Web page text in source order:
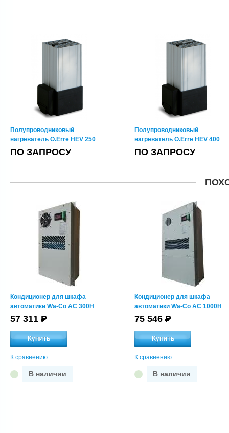
Полупроводниковый
нагреватель Wa-Co PTC-45
ПО ЗАПРОСУ
Полупроводниковый
нагреватель Wa-Co PTC-50
ПО ЗАПРОСУ
ПО ЗАПРОСУ
Полупроводниковый
нагреватель Wa-Co PTC-150
ПО ЗАПРОСУ
Полупроводниковый
нагреватель O.Erre HEV 250
ПО ЗАПРОСУ
Полупроводниковый
нагреватель O.Erre HEV 400
ПО ЗАПРОСУ
Кондиционер для шкафа
автоматики Wa-Co AC 300H
57 311
К сравнению
В наличии
Кондиционер для шкафа
автоматики Wa-Co AC 1000H
75 546
К сравнению
В наличии